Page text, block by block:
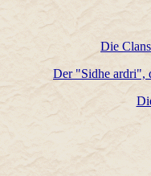
Die
Der "Sidhe ardri",